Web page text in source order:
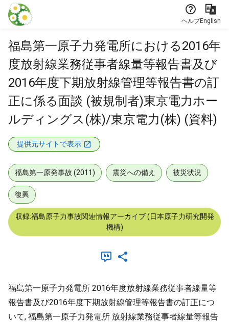
本文に飛ぶ
ヘルプEnglish
福島第一原子力発電所における2016年
度放射線業務従事者線量等報告書及び
2016年度下期放射線管理等報告書の訂
正に係る面談 (被規制者)東京電力ホー
ルディングス(株)/東京電力(株) (資料)
提供元サイトで表示
福島第一原発事故 (2011) 震災への備え 被災状況
復興
収録:福島原子力事故関連情報アーカイブ (日本原子力研究開発
機構)
福島第一原子力発電所 2016年度放射線業務従事者線量等
報告書及び2016年度下期放射線管理等報告書の訂正につ
いて, 福島第一原子力発電所 放射線業務従事者線量等報告